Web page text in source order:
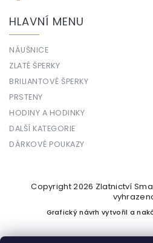
HLAVNÍ MENU
NÁUŠNICE
ZLATÉ ŠPERKY
BRILIANTOVÉ ŠPERKY
PRSTENY
HODINY A HODINKY
DALŠÍ KATEGORIE
DÁRKOVÉ POUKAZY
Copyright 2026 Zlatnictví
Grafický návrh vytvořil a